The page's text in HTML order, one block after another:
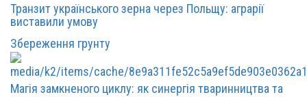
Транзит українського зерна через Польщу: аграрії
виставили умову
Збереження грунту
Магія замкненого циклу: як синергія тваринництва та